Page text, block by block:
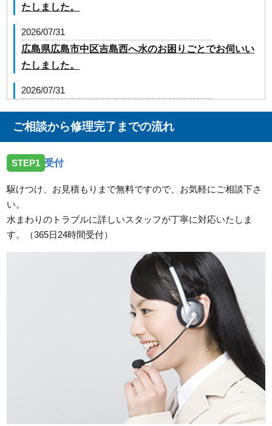
たしました。
2026/07/31
広島県広島市中区吉島西へ水のお困りごとでお伺いい
たしました。
2026/07/31
いたしました。
広島県広島市南区翠にトイレの水漏れ修理のご依頼で
広島県広島市中区東白島町にトイレのレバー故障のご
依頼でお伺いしました。
広島県広島市南区宇品御幸に洗濯蛇口の交換希望のご
広島県広島市佐伯区河内南に洗面蛇口の故障のご依頼
広島県広島市中区舟入へ台所蛇口の交換依頼のためお
ご相談から修理完了までの流れ
STEP1 受付
駆けつけ、お見積もりまで無料ですので、お気軽にご相談下さ
い。
水まわりのトラブルに詳しいスタッフが丁寧に対応いたしま
す。（365日24時間受付）